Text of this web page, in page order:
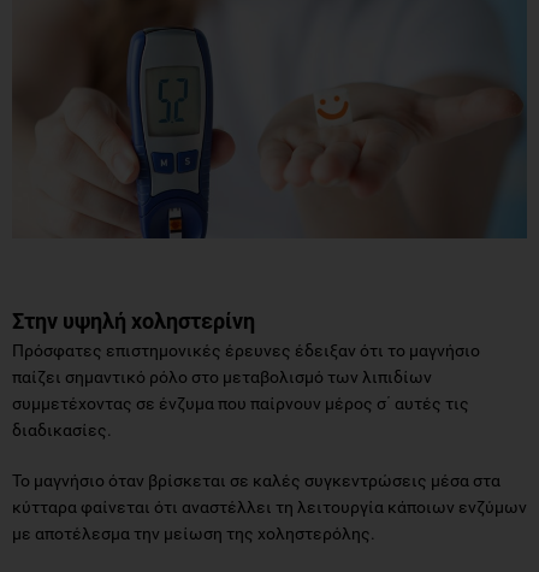
Στην υψηλή χοληστερίνη
Πρόσφατες επιστημονικές έρευνες έδειξαν ότι το μαγνήσιο
παίζει σημαντικό ρόλο στο μεταβολισμό των λιπιδίων
συμμετέχοντας σε ένζυμα που παίρνουν μέρος σ΄ αυτές τις
διαδικασίες.
Το μαγνήσιο όταν βρίσκεται σε καλές συγκεντρώσεις μέσα στα
κύτταρα φαίνεται ότι αναστέλλει τη λειτουργία κάποιων ενζύμων
με αποτέλεσμα την μείωση της χοληστερόλης.